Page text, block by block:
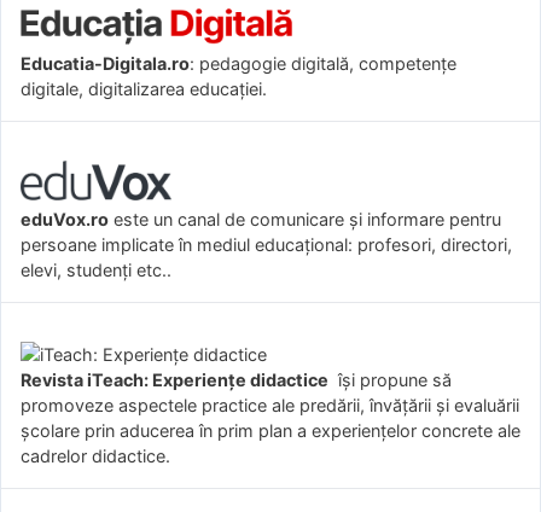
Educatia-Digitala.ro: pedagogie digitală, competențe
digitale, digitalizarea educației.
eduVox.ro este un canal de comunicare și informare pentru
persoane implicate în mediul educațional: profesori, directori,
elevi, studenți etc..
Revista iTeach: Experienţe didactice îşi propune să
promoveze aspectele practice ale predării, învăţării şi evaluării
şcolare prin aducerea în prim plan a experienţelor concrete ale
cadrelor didactice.